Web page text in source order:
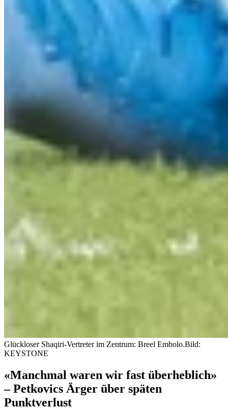
Glückloser Shaqiri-Vertreter im Zentrum: Breel Embolo.Bild:
KEYSTONE
«Manchmal waren wir fast überheblich»
– Petkovics Ärger über späten
Punktverlust